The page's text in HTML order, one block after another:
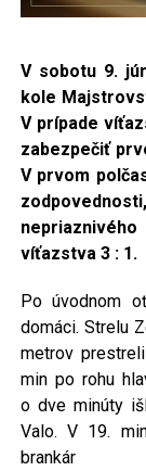
V sobotu 9.
kole
V prípade
zabezpečiť
V prvom
víťazstva 3 : 1.
Po úvodnom
domáci. Strelu
metrov
min po rohu
o dve minúty
Valo. V 19.
brankár